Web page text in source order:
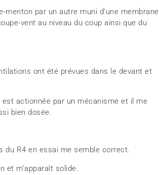
par un autre muni d’une membrane
vent au niveau du coup ainsi que du
ont été prévues dans le devant et
actionnée par un mécanisme et il me
bien dosée.
du R4 en essai me semble correct.
et m’apparaît solide.